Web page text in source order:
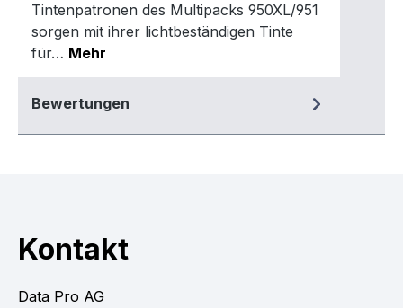
Tintenpatronen des Multipacks 950XL/951
sorgen mit ihrer lichtbeständigen Tinte
für… Mehr
Bewertungen
Kontakt
Data Pro AG